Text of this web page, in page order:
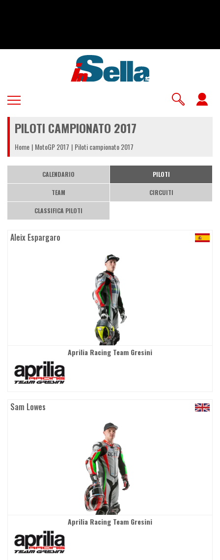
PILOTI CAMPIONATO 2017
Home MotoGP 2017 Piloti campionato 2017
CALENDARIO PILOTI
TEAM CIRCUITI
CLASSIFICA PILOTI
Aleix Espargaro
Aprilia Racing Team Gresini
Sam Lowes
Aprilia Racing Team Gresini